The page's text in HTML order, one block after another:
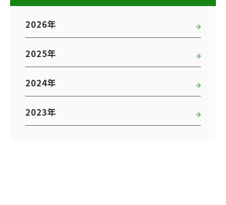
2026年
2025年
2024年
2023年